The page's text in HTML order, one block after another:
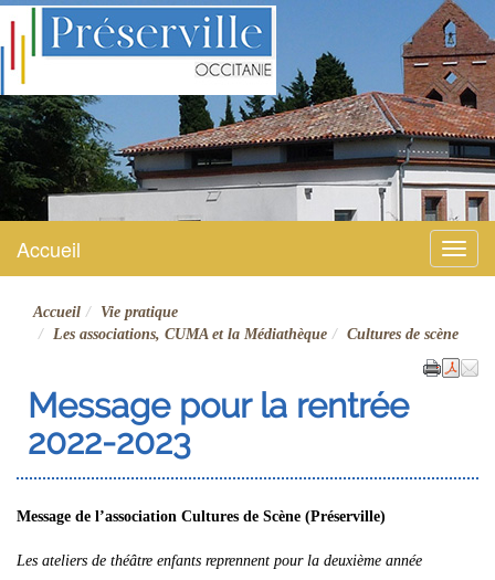
Préserville
Site officiel
Menu
Accueil
Accueil
Vie pratique
Les associations, CUMA et la Médiathèque
Cultures de scène
Message pour la rentrée
2022-2023
Message de l’association Cultures de Scène (Préserville)
Les ateliers de théâtre enfants reprennent pour la deuxième année